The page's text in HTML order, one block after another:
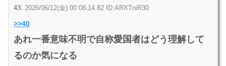
43: 2026/06/12(金) 00:08:14.82 ID:ARXTniR30
>>40
あれ一番意味不明で自称愛国者はどう理解して
るのか気になる